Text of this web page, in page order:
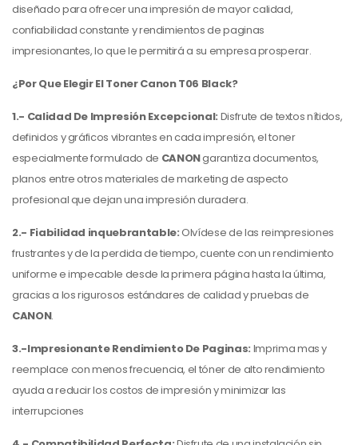
diseñado para ofrecer una impresión de mayor calidad,
confiabilidad constante y rendimientos de paginas
impresionantes, lo que le permitirá a su empresa prosperar.
¿Por Que Elegir El Toner Canon T06 Black?
1.- Calidad De Impresión Excepcional: Disfrute de textos nítidos,
definidos y gráficos vibrantes en cada impresión, el toner
especialmente formulado de CANONgarantiza documentos,
planos entre otros materiales de marketing de aspecto
profesional que dejan una impresión duradera.
2.- Fiabilidad inquebrantable:Olvídese de las reimpresiones
frustrantes y de la perdida de tiempo, cuente con un rendimiento
uniforme e impecable desde la primera página hasta la última,
gracias a los rigurosos estándares de calidad y pruebas de
CANON.
3.-Impresionante Rendimiento De Paginas: Imprima mas y
reemplace con menos frecuencia, el tóner de alto rendimiento
ayuda a reducir los costos de impresión y minimizar las
interrupciones